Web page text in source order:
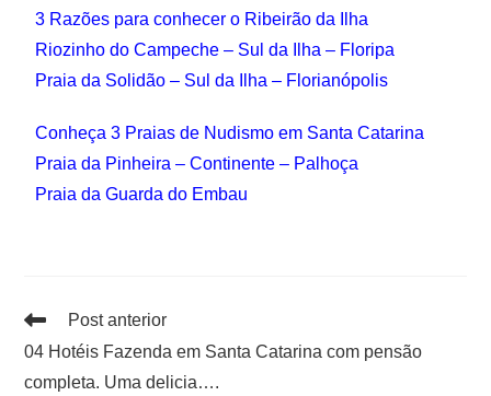
3 Razões para conhecer o Ribeirão da Ilha
Riozinho do Campeche – Sul da Ilha – Floripa
Praia da Solidão – Sul da Ilha – Florianópolis
Conheça 3 Praias de Nudismo em Santa Catarina
Praia da Pinheira – Continente – Palhoça
Praia da Guarda do Embau
Post anterior
04 Hotéis Fazenda em Santa Catarina com pensão
completa. Uma delicia….